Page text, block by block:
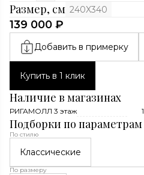
Размер, см 240X340
139 000 ₽
Добавить в примерку
Купить в 1 клик
Наличие в магазинах
РИГАМОЛЛ 3 этаж 1
Подборки по параметрам
По стилю
Классические
По размеру